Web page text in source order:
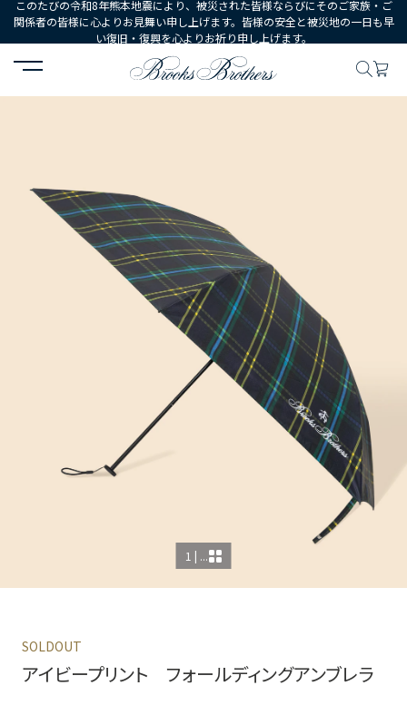
このたびの令和8年熊本地震により、被災された皆様ならびにそのご家族・ご
関係者の皆様に心よりお見舞い申し上げます。皆様の安全と被災地の一日も早
い復旧・復興を心よりお祈り申し上げます。
HOME シューズ・アクセサリー 小物・雑貨 アイビープ
1 | ...
SOLDOUT
アイビープリント フォールディングアンブレラ